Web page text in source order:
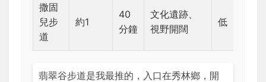
撒固
兒步
道
約1
40
分鐘
文化遺跡、
視野開闊
低
翡翠谷步道是我最推的，入口在秀林鄉，開